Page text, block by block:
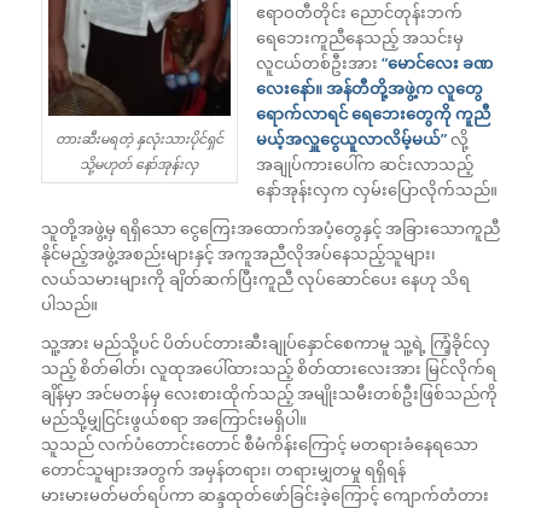
တားဆီးမရတဲ့ နှလုံးသားပိုင်ရှင်
သို့မဟုတ် နော်အုန်းလှ
ဧရာဝတီတိုင်း ညောင်တုန်းဘက်
ရေဘေးကူညီနေသည့် အသင်းမှ
လူငယ်တစ်ဦးအား “မောင်လေး ခဏ
လေးနော်။ အန်တီတို့အဖွဲ့က လူတွေ
ရောက်လာရင် ရေဘေးတွေကို ကူညီ
မယ့်အလှူငွေယူလာလိမ့်မယ်”လို့
အချုပ်ကားပေါ်က ဆင်းလာသည့်
နော်အုန်းလှက လှမ်းပြောလိုက်သည်။
သူတို့အဖွဲ့မှ ရရှိသော ငွေကြေးအထောက်အပံ့တွေနှင့် အခြားသောကူညီ
နိုင်မည့်အဖွဲ့အစည်းများနှင့် အကူအညီလိုအပ်နေသည့်သူများ၊
လယ်သမားများကို ချိတ်ဆက်ပြီးကူညီ လုပ်ဆောင်ပေး နေဟု သိရ
ပါသည်။
သူ့အား မည်သို့ပင် ပိတ်ပင်တားဆီးချုပ်နှောင်စေကာမူ သူ့ရဲ့ ကြံ့ခိုင်လှ
သည့် စိတ်ဓါတ်၊ လူထုအပေါ်ထားသည့် စိတ်ထားလေးအား မြင်လိုက်ရ
ချိန်မှာ အင်မတန်မှ လေးစားထိုက်သည့် အမျိုးသမီးတစ်ဦးဖြစ်သည်ကို
မည်သို့မျှငြင်းဖွယ်စရာ အကြောင်းမရှိပါ။
သူသည် လက်ပံတောင်းတောင် စီမံကိန်းကြောင့် မတရားခံနေရသော
တောင်သူများအတွက် အမှန်တရား၊ တရားမျှတမှု ရရှိရန်
မားမားမတ်မတ်ရပ်ကာ ဆန္ဒထုတ်ဖော်ခြင်းခဲ့ကြောင့် ကျောက်တံတား